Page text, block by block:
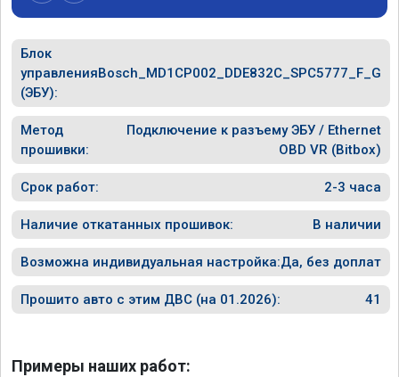
Блок
управления
(ЭБУ):
Bosch_MD1CP002_DDE832C_SPC5777_F_G
Метод
прошивки:
Подключение к разъему ЭБУ / Ethernet
OBD VR (Bitbox)
Срок работ: 2-3 часа
Наличие откатанных прошивок: В наличии
Возможна индивидуальная настройка:Да, без доплат
Прошито авто с этим ДВС (на 01.2026): 41
Примеры наших работ: